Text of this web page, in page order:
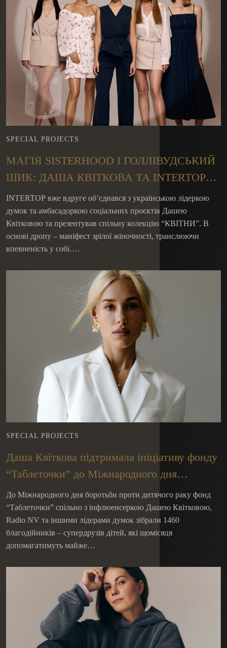
SPECIAL PROJECTS
МАГІЯ SISTERHOOD І ГОЛЛІВУДСЬКИЙ
ШИК: ДАША КВІТКОВА ТА INTERTOP
ПРЕЗЕНТУЮТЬ НОВУ КОЛЕКЦІЮ
INTERTOP вже вдруге об’єднався з українською лідеркою
думок та амбасадоркою соціальних проєктів Дашею
Квітковою та презентував спільну колекцію “КВІТНИ”. В
основі дропу – маніфест зрілої жіночності, транслюючи
впевненість у собі….
SPECIAL PROJECTS
Даша Квіткова підтримала ініціативу фонду
“Таблеточки” до Міжнародного дня
боротьби проти дитячого раку
До Міжнародного дня боротьби проти дитячого раку фонд
“Таблеточки” спільно з інфлюенсеркою Дашею Квітковою,
Radio NV та іншими лідерами думок зібрали 1460
благодійників – супердрузів дітей, які щомісяця
допомагатимуть майже…